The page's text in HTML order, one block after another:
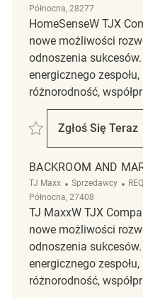
Północna, 28277
HomeSenseW TJX
nowe możliwości
odnoszenia
energicznego
różnorodność,
Zapisać Salesfloor
Zgłoś Się Teraz
BACKROOM AND
TJ Maxx Kategoria
Sprzedawcy
Północna, 27408
TJ MaxxW TJX
nowe możliwości
odnoszenia
energicznego
różnorodność,